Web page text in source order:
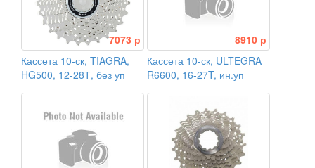
7073 р
Кассета 10-ск, TIAGRA,
HG500, 12-28Т, без уп
8910 р
Кассета 10-ск, ULTEGRA
R6600, 16-27T, ин.уп